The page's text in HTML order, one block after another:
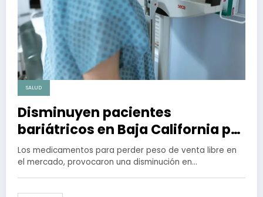
SALUD
Disminuyen pacientes
bariátricos en Baja California por
medicamentos para perder peso
Los medicamentos para perder peso de venta libre en
el mercado, provocaron una disminución en…